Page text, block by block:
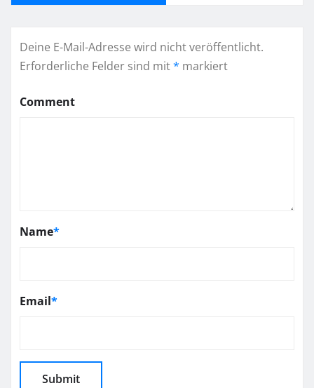
Deine E-Mail-Adresse wird nicht veröffentlicht.
Erforderliche Felder sind mit* markiert
Comment
Name*
Email*